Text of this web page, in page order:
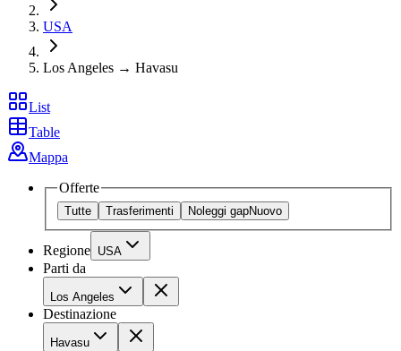
USA
Los Angeles → Havasu
List
Table
Mappa
Offerte
Tutte Trasferimenti Noleggi gapNuovo
Regione USA
Parti da
Los Angeles
Destinazione
Havasu